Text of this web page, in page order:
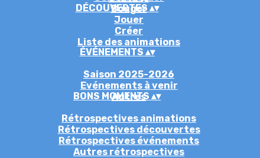
Bouger
Jouer
Créer
Liste des animations
DÉCOUVERTES ▴▾
ÉVÉNEMENTS ▴▾
Saison 2025-2026
Evénements à venir
Autres
BONS MOMENTS ▴▾
Rétrospectives animations
Rétrospectives découvertes
Rétrospectives événements
Autres rétrospectives